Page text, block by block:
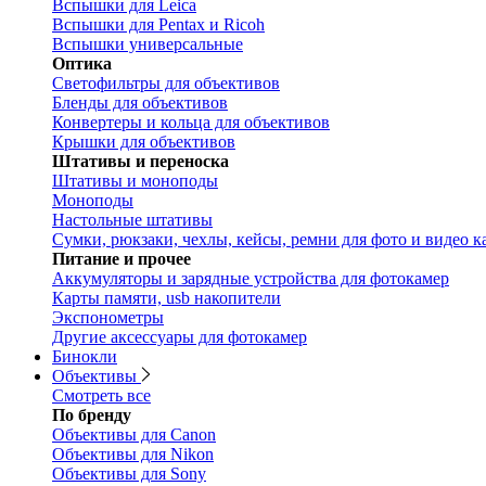
Вспышки для Leica
Вспышки для Pentax и Ricoh
Вспышки универсальные
Оптика
Светофильтры для объективов
Бленды для объективов
Конвертеры и кольца для объективов
Крышки для объективов
Штативы и переноска
Штативы и моноподы
Моноподы
Настольные штативы
Сумки, рюкзаки, чехлы, кейсы, ремни для фото и видео
Питание и прочее
Аккумуляторы и зарядные устройства для фотокамер
Карты памяти, usb накопители
Экспонометры
Другие аксессуары для фотокамер
Бинокли
Объективы
Смотреть все
По бренду
Объективы для Canon
Объективы для Nikon
Объективы для Sony